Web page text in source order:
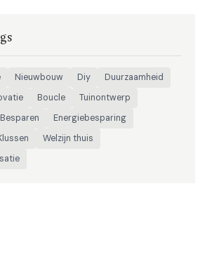
Nieuwbouw Diy
Duurzaamheid
Boucle
Tuinontwerp
Besparen
Energiebesparing
Welzijn thuis